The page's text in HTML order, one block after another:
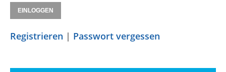
Registrieren | Passwort vergessen